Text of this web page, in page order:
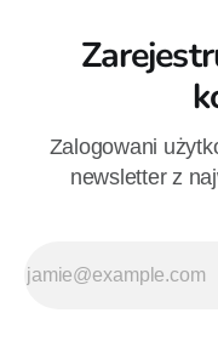
Zalogowani
newsletter z